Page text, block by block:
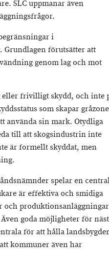
SLC uppmanar även
i
Grundlagen förutsätter att
genom lag och mot
eller frivilligt skydd, och inte
som skapar
använda sin mark. Otydliga
till att skogsindustrin inte
är formellt skyddat, men
spelar en
är effektiva och smidiga
och produktionsanläggningar
goda möjligheter för
för att hålla
kommuner även har